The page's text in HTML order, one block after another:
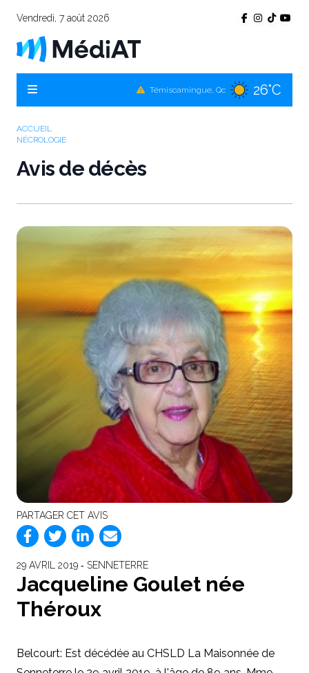
Vendredi, 7 août 2026
La Sarre, Qc 27°C
ACCUEIL
NÉCROLOGIE
Avis de décès
PARTAGER CET AVIS
29 AVRIL 2019 ‐ SENNETERRE
Jacqueline Goulet née
Théroux
Belcourt: Est décédée au CHSLD La Maisonnée de